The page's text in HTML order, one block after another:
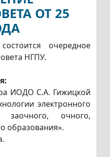
ОТ 25
состоится очередное
НГПУ.
ИОДО С.А. Гижицкой
электронного
заочного, очного,
образования».